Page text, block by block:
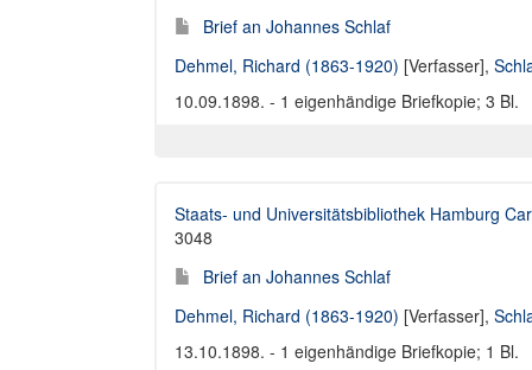
Brief an Johannes Schlaf
Dehmel, Richard (1863-1920) [Verfasser],
10.09.1898. - 1 eigenhändige Briefkopie; 3 Bl.
Staats- und Universitätsbibliothek Hamburg
3048
Brief an Johannes Schlaf
Dehmel, Richard (1863-1920) [Verfasser],
13.10.1898. - 1 eigenhändige Briefkopie; 1 Bl.